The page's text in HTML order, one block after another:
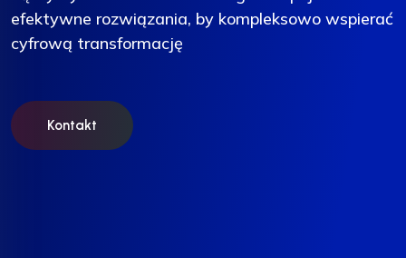
efektywne rozwiązania, by kompleksowo wspierać
cyfrową transformację
Kontakt
efektywne rozwiązania, by kompleksowo wspierać
cyfrową transformację
Kontakt
efektywne rozwiązania, by kompleksowo wspierać
cyfrową transformację
Kontakt